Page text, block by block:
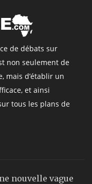
de débats sur
non seulement de
mais d’établir un
et ainsi
tous les plans de
nouvelle vague